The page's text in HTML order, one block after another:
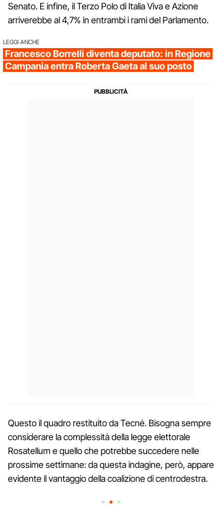
Senato. E infine, il Terzo Polo di Italia Viva e Azione
arriverebbe al 4,7% in entrambi i rami del Parlamento.
LEGGI ANCHE
Francesco Borrelli diventa deputato: in Regione
Campania entra Roberta Gaeta al suo posto
Questo il quadro restituito da Tecné. Bisogna sempre
considerare la complessità della legge elettorale
Rosatellum e quello che potrebbe succedere nelle
prossime settimane: da questa indagine, però, appare
evidente il vantaggio della coalizione di centrodestra.